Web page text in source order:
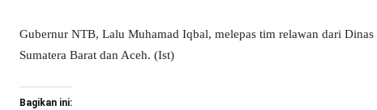
Gubernur NTB, Lalu Muhamad Iqbal, melepas tim relawan dari
Sumatera Barat dan Aceh. (Ist)
Bagikan ini: